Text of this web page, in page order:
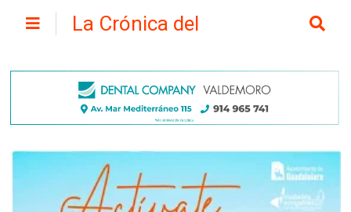
La Crónica del